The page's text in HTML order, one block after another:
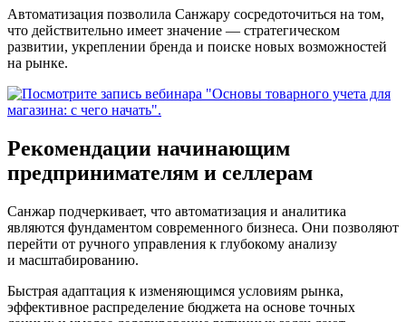
Автоматизация позволила Санжару сосредоточиться на том,
что действительно имеет значение — стратегическом
развитии, укреплении бренда и поиске новых возможностей
на рынке.
Рекомендации начинающим
предпринимателям и селлерам
Санжар подчеркивает, что автоматизация и аналитика
являются фундаментом современного бизнеса. Они позволяют
перейти от ручного управления к глубокому анализу
и масштабированию.
Быстрая адаптация к изменяющимся условиям рынка,
эффективное распределение бюджета на основе точных